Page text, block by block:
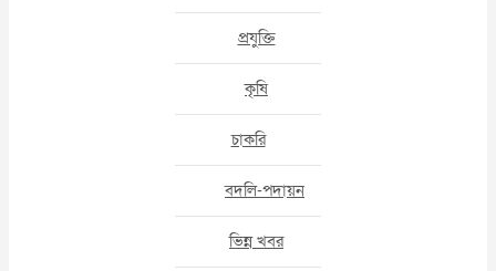
প্রযুক্তি
কৃষি
চাকরি
বদলি-পদায়ন
ভিন্ন খবর